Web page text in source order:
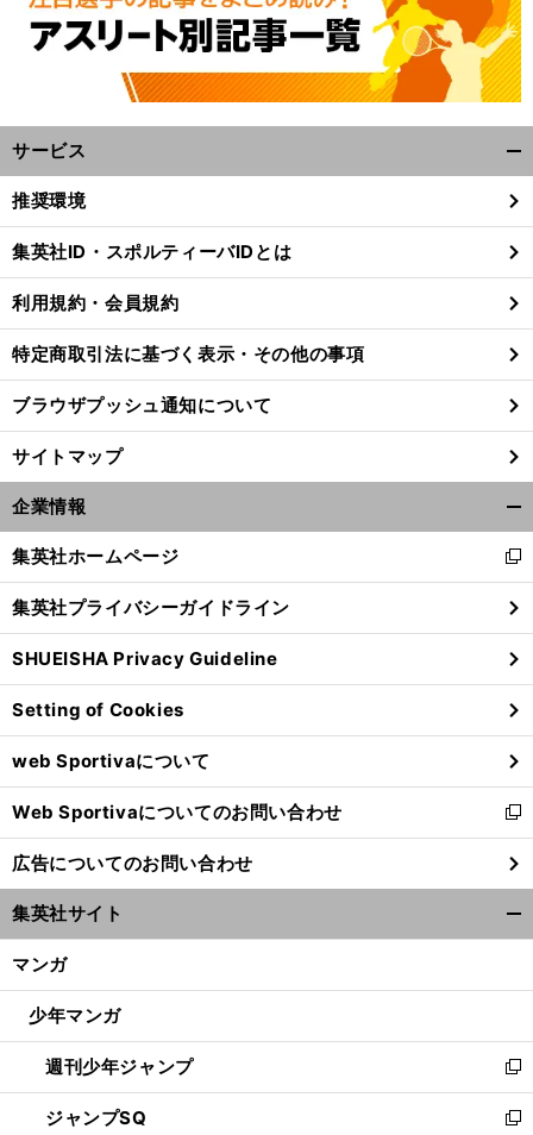
前
サービス
閉
る
推奨環境
集英社ID・スポルティーバIDとは
利用規約・会員規約
特定商取引法に基づく表示・その他の事項
ブラウザプッシュ通知について
サイトマップ
企業情報
閉
る
集英社ホームページ
新
し
い
ウ
ィ
ン
ド
ウ
で
開
く
集英社プライバシーガイドライン
SHUEISHA Privacy Guideline
Setting of Cookies
web Sportivaについて
Web Sportivaについてのお問い合わせ
新
し
い
ウ
ィ
ン
ウ
開
く
広告についてのお問い合わせ
集英社サイト
マンガ
少年マンガ
週刊少年ジャンプ
新
し
い
ジャンプSQ
新